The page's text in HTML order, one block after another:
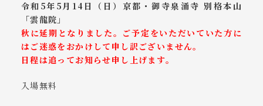
令和5年5月14日（日）京都・御寺泉涌寺 別格本山
「雲龍院」
秋に延期となりました。ご予定をいただいていた方に
はご迷惑をおかけして申し訳ございません。
日程は追ってお知らせ申し上げます。
入場無料